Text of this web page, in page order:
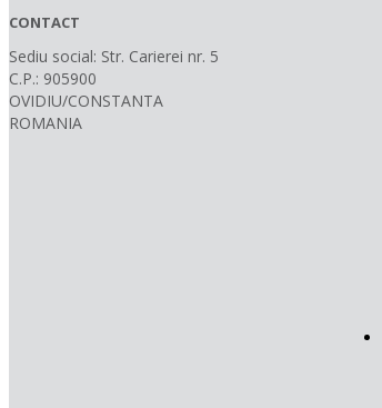
CONTACT
Sediu social: Str. Carierei nr. 5
C.P.: 905900
OVIDIU/CONSTANTA
ROMANIA